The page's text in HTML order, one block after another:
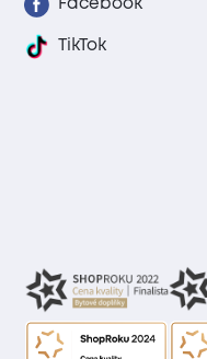
Facebook
TikTok